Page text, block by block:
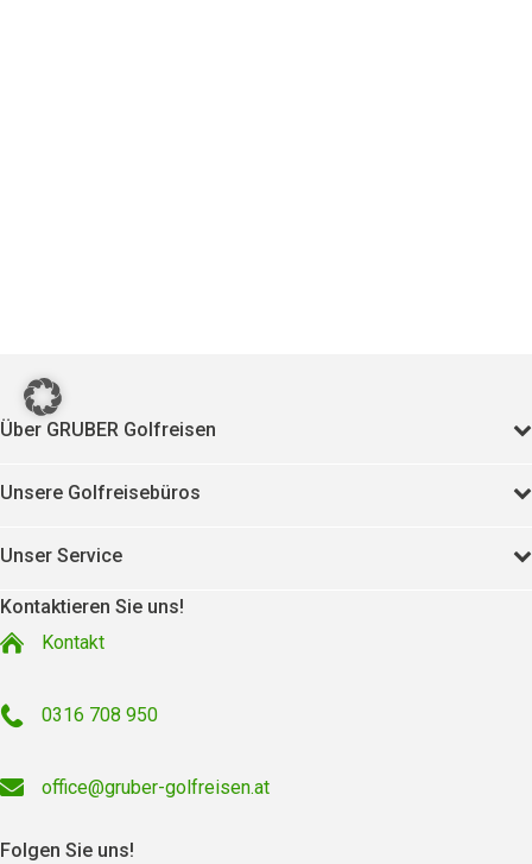
Über GRUBER Golfreisen
Unsere Golfreisebüros
Unser Service
Kontaktieren Sie uns!
Kontakt
0316 708 950
office@gruber-golfreisen.at
Folgen Sie uns!